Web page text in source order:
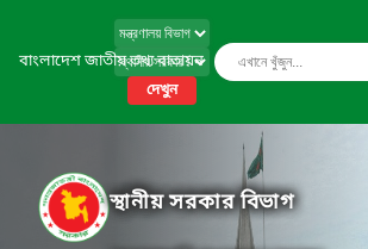
বাংলাদেশ জাতীয় তথ্য বাতায়ন
দেখুন
স্থানীয় সরকার বিভাগ